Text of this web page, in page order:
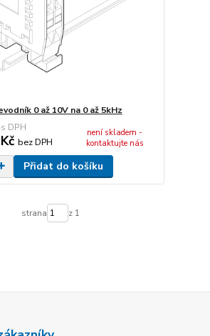
0 až 10V na 0 až 5kHz
bez DPH
není skladem -
kontaktujte nás
Přidat do košíku
strana z 1